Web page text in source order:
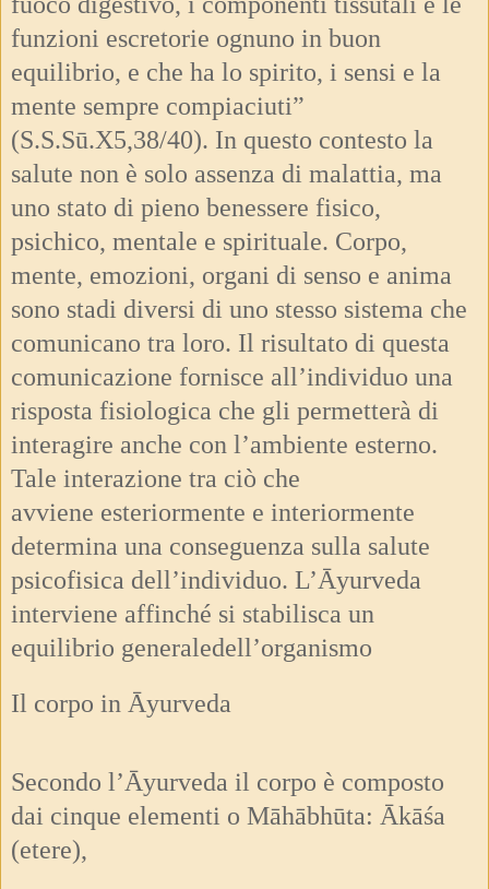
funzioni escretorie ognuno in buon
equilibrio, e che ha lo spirito, i sensi e la
mente sempre compiaciuti”
(S.S.Sū.X5,38/40). In questo contesto la
salute non è solo assenza di malattia, ma
uno stato di pieno benessere fisico,
psichico, mentale e spirituale. Corpo,
mente, emozioni, organi di senso e anima
sono stadi diversi di uno stesso sistema che
comunicano tra loro. Il risultato di questa
comunicazione fornisce all’individuo una
risposta fisiologica che gli permetterà di
interagire anche con l’ambiente esterno.
Tale interazione tra ciò che
avviene esteriormente e interiormente
determina una conseguenza sulla salute
psicofisica dell’individuo. L’Āyurveda
interviene affinché si stabilisca un
equilibrio generaledell’organismo
Il corpo in Āyurveda
Secondo l’Āyurveda il corpo è composto
dai cinque elementi o Māhābhūta: Ākāśa
(etere),